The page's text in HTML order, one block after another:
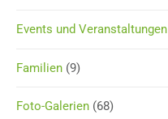
Events und Veranstaltungen
Familien (9)
Foto-Galerien (68)